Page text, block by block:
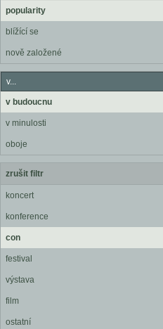
popularity
blížící se
nově založené
v...
v budoucnu
v minulosti
oboje
zrušit filtr
koncert
konference
con
festival
výstava
film
ostatní